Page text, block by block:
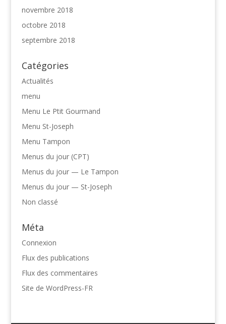
novembre 2018
octobre 2018
septembre 2018
Catégories
Actualités
menu
Menu Le Ptit Gourmand
Menu St-Joseph
Menu Tampon
Menus du jour (CPT)
Menus du jour — Le Tampon
Menus du jour — St-Joseph
Non classé
Méta
Connexion
Flux des publications
Flux des commentaires
Site de WordPress-FR